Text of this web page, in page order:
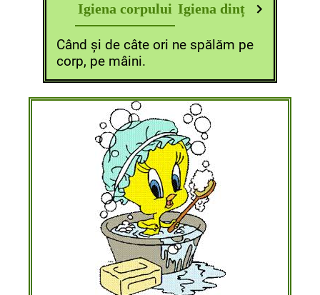
Igiena corpului Igiena dinților
Când și de câte ori ne spălăm pe
corp, pe mâini.